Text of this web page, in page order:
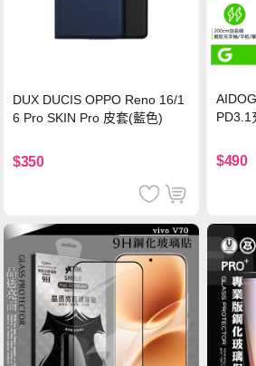
DUX DUCIS OPPO Reno 16/1
6 Pro SKIN Pro 皮套(藍色)
$350
PD3.1
機/平
$490